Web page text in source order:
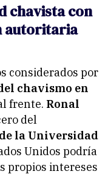
chavista con
autoritaria
considerados por
chavismo en
frente. Ronal
del
la Universidad
Unidos podría
propios intereses